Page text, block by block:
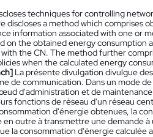
techniques for controlling
discloses a method which comprises
information associated with one or
on the obtained energy consumption
the CN. The method further
when the calculated energy
La présente divulgation divulgue
de communication. Dans un mode
d'administration et de
fonctions de réseau d'un réseau
d'énergie obtenues, la
en outre à transmettre une demande
la consommation d'énergie calculée